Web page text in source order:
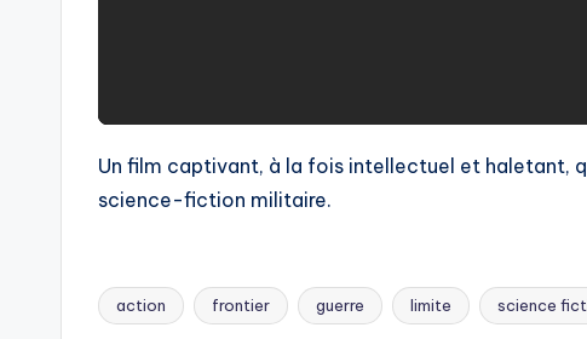
Un film captivant, à la fois intellectuel et haletant,
science-fiction militaire.
Tags:
action frontier guerre limite science